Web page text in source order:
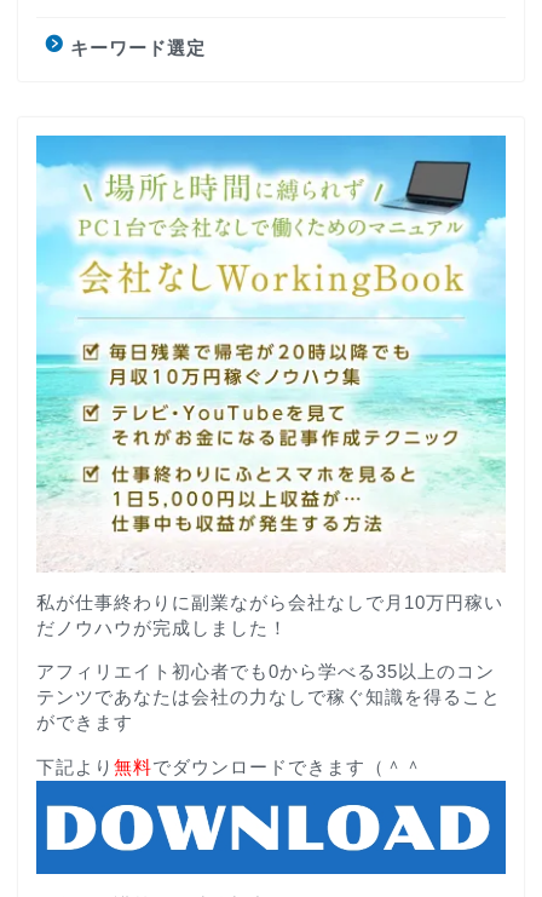
キーワード選定
私が仕事終わりに副業ながら会社なしで月10万円稼い
だノウハウが完成しました！
アフィリエイト初心者でも0から学べる35以上のコン
テンツであなたは会社の力なしで稼ぐ知識を得ること
ができます
下記より 無料でダウンロードできます（＾＾